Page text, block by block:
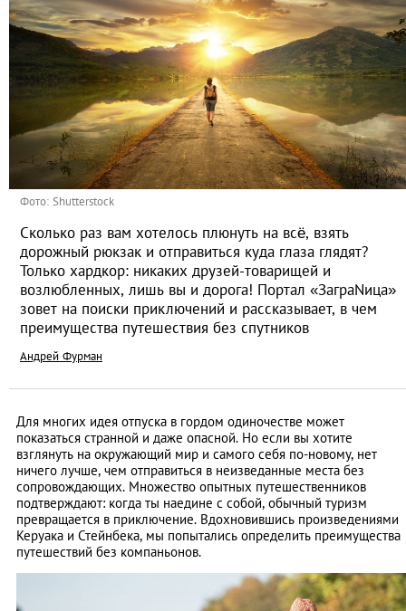
Фото: Shutterstock
Сколько раз вам хотелось плюнуть на всё, взять
дорожный рюкзак и отправиться куда глаза глядят?
Только хардкор: никаких друзей-товарищей и
возлюбленных, лишь вы и дорога! Портал «ЗаграNица»
зовет на поиски приключений и рассказывает, в чем
преимущества путешествия без спутников
Андрей Фурман
Для многих идея отпуска в гордом одиночестве может
показаться странной и даже опасной. Но если вы хотите
взглянуть на окружающий мир и самого себя по-новому, нет
ничего лучше, чем отправиться в неизведанные места без
сопровождающих. Множество опытных путешественников
подтверждают: когда ты наедине с собой, обычный туризм
превращается в приключение. Вдохновившись произведениями
Керуака и Стейнбека, мы попытались определить преимущества
путешествий без компаньонов.